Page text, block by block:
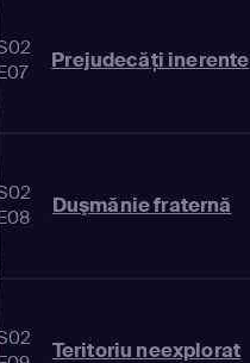
Prejudecăţi inerente
Duşmănie fraternă
Teritoriu neexplorat